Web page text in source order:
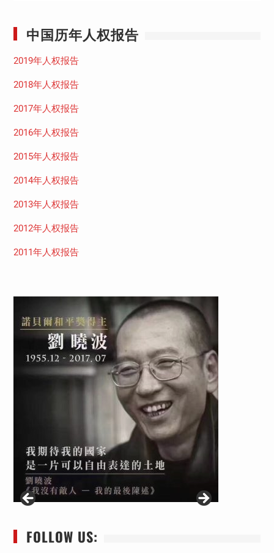
中国历年人权报告
2019年人权报告
2018年人权报告
2017年人权报告
2016年人权报告
2015年人权报告
2014年人权报告
2013年人权报告
2012年人权报告
2011年人权报告
FOLLOW US: